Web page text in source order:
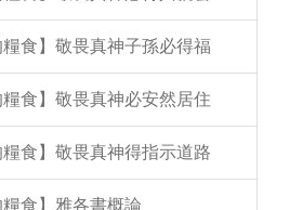
食】敬畏真神子孫必得福
食】敬畏真神必安然居住
食】敬畏真神得指示道路
食】雅各書概論